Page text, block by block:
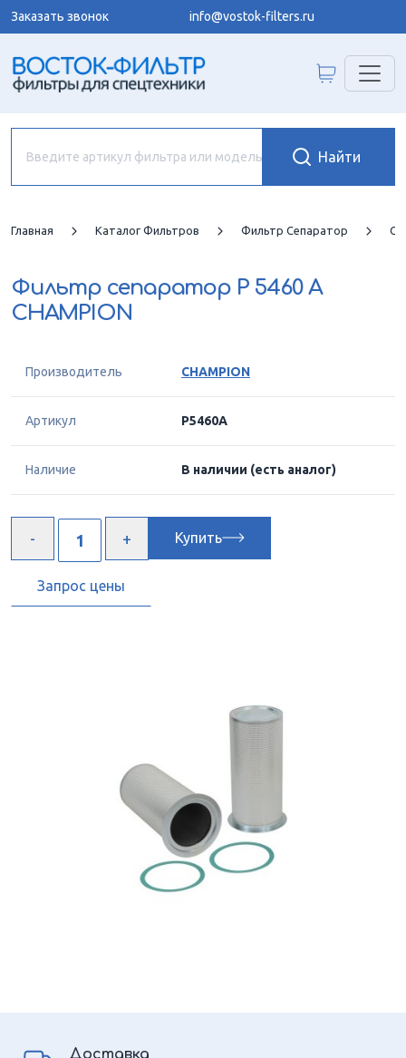
Заказать звонок info@vostok-filters.ru
Главная Каталог Фильтров Фильтр Сепаратор
Фильтр сепаратор P 5460 A
CHAMPION
Производитель CHAMPION
Артикул P5460A
Наличие В наличии (есть аналог)
Купить
Запрос цены
Доставка